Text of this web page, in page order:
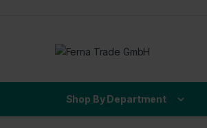
Shop By Department